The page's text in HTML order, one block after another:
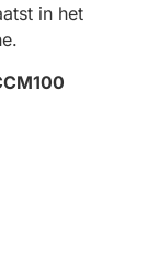
in het